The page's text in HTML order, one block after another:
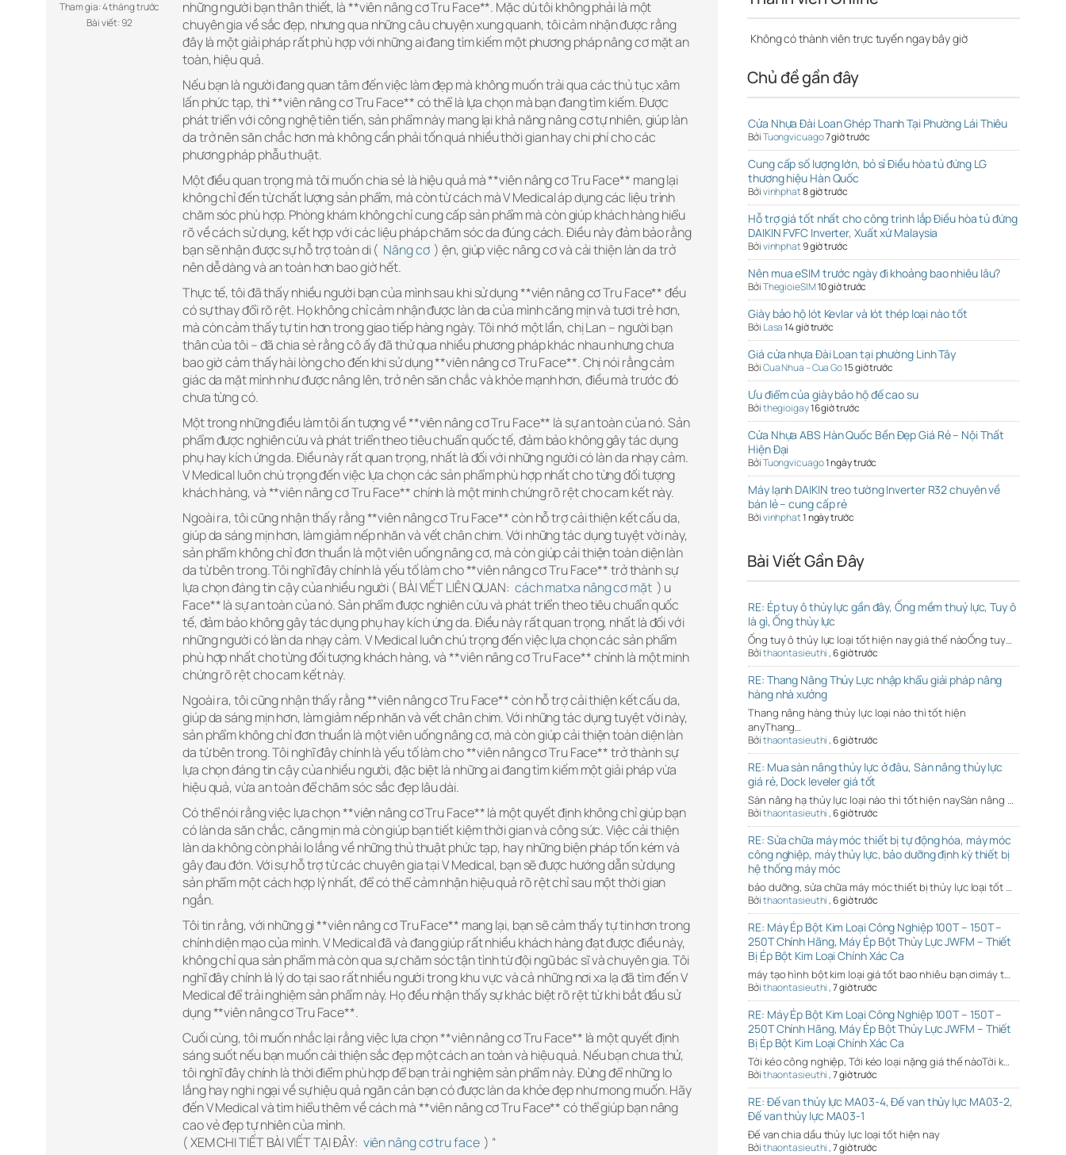
Tham gia: 4 tháng trước
Bài viết: 92
những người bạn thân thiết, là **viên nâng cơ Tru Face**. Mặc dù tôi không phải là một
chuyên gia về sắc đẹp, nhưng qua những câu chuyện xung quanh, tôi cảm nhận được rằng
đây là một giải pháp rất phù hợp với những ai đang tìm kiếm một phương pháp nâng cơ mặt an
toàn, hiệu quả.
Nếu bạn là người đang quan tâm đến việc làm đẹp mà không muốn trải qua các thủ tục xâm
lấn phức tạp, thì **viên nâng cơ Tru Face** có thể là lựa chọn mà bạn đang tìm kiếm. Được
phát triển với công nghệ tiên tiến, sản phẩm này mang lại khả năng nâng cơ tự nhiên, giúp làn
da trở nên săn chắc hơn mà không cần phải tốn quá nhiều thời gian hay chi phí cho các
phương pháp phẫu thuật.
Một điều quan trọng mà tôi muốn chia sẻ là hiệu quả mà **viên nâng cơ Tru Face** mang lại
không chỉ đến từ chất lượng sản phẩm, mà còn từ cách mà V Medical áp dụng các liệu trình
chăm sóc phù hợp. Phòng khám không chỉ cung cấp sản phẩm mà còn giúp khách hàng hiểu
rõ về cách sử dụng, kết hợp với các liệu pháp chăm sóc da đúng cách. Điều này đảm bảo rằng
bạn sẽ nhận được sự hỗ trợ toàn di ( Nâng cơ) ện, giúp việc nâng cơ và cải thiện làn da trở
nên dễ dàng và an toàn hơn bao giờ hết.
Thực tế, tôi đã thấy nhiều người bạn của mình sau khi sử dụng **viên nâng cơ Tru Face** đều
có sự thay đổi rõ rệt. Họ không chỉ cảm nhận được làn da của mình căng mịn và tươi trẻ hơn,
mà còn cảm thấy tự tin hơn trong giao tiếp hàng ngày. Tôi nhớ một lần, chị Lan – người bạn
thân của tôi – đã chia sẻ rằng cô ấy đã thử qua nhiều phương pháp khác nhau nhưng chưa
bao giờ cảm thấy hài lòng cho đến khi sử dụng **viên nâng cơ Tru Face**. Chị nói rằng cảm
giác da mặt mình như được nâng lên, trở nên săn chắc và khỏe mạnh hơn, điều mà trước đó
chưa từng có.
Một trong những điều làm tôi ấn tượng về **viên nâng cơ Tru Face** là sự an toàn của nó. Sản
phẩm được nghiên cứu và phát triển theo tiêu chuẩn quốc tế, đảm bảo không gây tác dụng
phụ hay kích ứng da. Điều này rất quan trọng, nhất là đối với những người có làn da nhạy cảm.
V Medical luôn chú trọng đến việc lựa chọn các sản phẩm phù hợp nhất cho từng đối tượng
khách hàng, và **viên nâng cơ Tru Face** chính là một minh chứng rõ rệt cho cam kết này.
Ngoài ra, tôi cũng nhận thấy rằng **viên nâng cơ Tru Face** còn hỗ trợ cải thiện kết cấu da,
giúp da sáng mịn hơn, làm giảm nếp nhăn và vết chân chim. Với những tác dụng tuyệt vời này,
sản phẩm không chỉ đơn thuần là một viên uống nâng cơ, mà còn giúp cải thiện toàn diện làn
da từ bên trong. Tôi nghĩ đây chính là yếu tố làm cho **viên nâng cơ Tru Face** trở thành sự
lựa chọn đáng tin cậy của nhiều người ( BÀI VIẾT LIÊN QUAN: cách matxa nâng cơ mặt) u
Face** là sự an toàn của nó. Sản phẩm được nghiên cứu và phát triển theo tiêu chuẩn quốc
tế, đảm bảo không gây tác dụng phụ hay kích ứng da. Điều này rất quan trọng, nhất là đối với
những người có làn da nhạy cảm. V Medical luôn chú trọng đến việc lựa chọn các sản phẩm
phù hợp nhất cho từng đối tượng khách hàng, và **viên nâng cơ Tru Face** chính là một minh
chứng rõ rệt cho cam kết này.
Ngoài ra, tôi cũng nhận thấy rằng **viên nâng cơ Tru Face** còn hỗ trợ cải thiện kết cấu da,
giúp da sáng mịn hơn, làm giảm nếp nhăn và vết chân chim. Với những tác dụng tuyệt vời này,
sản phẩm không chỉ đơn thuần là một viên uống nâng cơ, mà còn giúp cải thiện toàn diện làn
da từ bên trong. Tôi nghĩ đây chính là yếu tố làm cho **viên nâng cơ Tru Face** trở thành sự
lựa chọn đáng tin cậy của nhiều người, đặc biệt là những ai đang tìm kiếm một giải pháp vừa
hiệu quả, vừa an toàn để chăm sóc sắc đẹp lâu dài.
Có thể nói rằng việc lựa chọn **viên nâng cơ Tru Face** là một quyết định không chỉ giúp bạn
có làn da săn chắc, căng mịn mà còn giúp bạn tiết kiệm thời gian và công sức. Việc cải thiện
làn da không còn phải lo lắng về những thủ thuật phức tạp, hay những biện pháp tốn kém và
gây đau đớn. Với sự hỗ trợ từ các chuyên gia tại V Medical, bạn sẽ được hướng dẫn sử dụng
sản phẩm một cách hợp lý nhất, để có thể cảm nhận hiệu quả rõ rệt chỉ sau một thời gian
ngắn.
Tôi tin rằng, với những gì **viên nâng cơ Tru Face** mang lại, bạn sẽ cảm thấy tự tin hơn trong
chính diện mạo của mình. V Medical đã và đang giúp rất nhiều khách hàng đạt được điều này,
không chỉ qua sản phẩm mà còn qua sự chăm sóc tận tình từ đội ngũ bác sĩ và chuyên gia. Tôi
nghĩ đây chính là lý do tại sao rất nhiều người trong khu vực và cả những nơi xa lạ đã tìm đến V
Medical để trải nghiệm sản phẩm này. Họ đều nhận thấy sự khác biệt rõ rệt từ khi bắt đầu sử
dụng **viên nâng cơ Tru Face**.
Cuối cùng, tôi muốn nhắc lại rằng việc lựa chọn **viên nâng cơ Tru Face** là một quyết định
sáng suốt nếu bạn muốn cải thiện sắc đẹp một cách an toàn và hiệu quả. Nếu bạn chưa thử,
tôi nghĩ đây chính là thời điểm phù hợp để bạn trải nghiệm sản phẩm này. Đừng để những lo
lắng hay nghi ngại về sự hiệu quả ngăn cản bạn có được làn da khỏe đẹp như mong muốn. Hãy
đến V Medical và tìm hiểu thêm về cách mà **viên nâng cơ Tru Face** có thể giúp bạn nâng
cao vẻ đẹp tự nhiên của mình.
( XEM CHI TIẾT BÀI VIẾT TẠI ĐÂY: viên nâng cơ tru face) “
Không có thành viên trực tuyến ngay bây giờ
Chủ đề gần đây
Cửa Nhựa Đài Loan Ghép Thanh Tại Phường Lái Thiêu
BởiTuongvicuago7 giờ trước
Cung cấp số lượng lớn, bỏ sỉ Điều hòa tủ đứng LG
thương hiệu Hàn Quốc
Bởivinhphat8 giờ trước
Hỗ trợ giá tốt nhất cho công trình lắp Điều hòa tủ đứng
DAIKIN FVFC Inverter, Xuất xứ Malaysia
Bởivinhphat9 giờ trước
Nên mua eSIM trước ngày đi khoảng bao nhiêu lâu?
BởiThegioieSIM10 giờ trước
Giày bảo hộ lót Kevlar và lót thép loại nào tốt
Bởi Lasa14 giờ trước
Giá cửa nhựa Đài Loan tại phường Linh Tây
BởiCua Nhua – Cua Go15 giờ trước
Ưu điểm của giày bảo hộ đế cao su
Bởithegioigay16 giờ trước
Cửa Nhựa ABS Hàn Quốc Bền Đẹp Giá Rẻ – Nội Thất
Hiện Đại
BởiTuongvicuago1 ngày trước
Máy lạnh DAIKIN treo tường Inverter R32 chuyên về
bán lẻ – cung cấp rẻ
Bởivinhphat1 ngày trước
Bài Viết Gần Đây
RE: Ép tuy ô thủy lực gần đây, Ống mềm thuỷ lực, Tuy ô
là gì, Ống thủy lực
Ống tuy ô thủy lực loại tốt hiện nay giá thế nàoỐng tuy…
Bởithaontasieuthi,6 giờ trước
RE: Thang Nâng Thủy Lực nhập khẩu giải pháp nâng
hàng nhà xưởng
Thang nâng hàng thủy lực loại nào thì tốt hiện
anyThang…
Bởithaontasieuthi,6 giờ trước
RE: Mua sàn nâng thủy lực ở đâu, Sàn nâng thủy lực
giá rẻ, Dock leveler giá tốt
Sàn nâng hạ thủy lực loại nào thì tốt hiện naySàn nâng …
Bởithaontasieuthi,6 giờ trước
RE: Sửa chữa máy móc thiết bị tự động hóa, máy móc
công nghiệp, máy thủy lực, bảo dưỡng định kỳ thiết bị
hệ thống máy móc
bảo dưỡng, sửa chữa máy móc thiết bị thủy lực loại tốt …
Bởithaontasieuthi,6 giờ trước
RE: Máy Ép Bột Kim Loại Công Nghiệp 100T – 150T –
250T Chính Hãng, Máy Ép Bột Thủy Lực JWFM – Thiết
Bị Ép Bột Kim Loại Chính Xác Ca
máy tạo hình bột kim loại giá tốt bao nhiêu bạn ơimáy t…
Bởithaontasieuthi,7 giờ trước
RE: Máy Ép Bột Kim Loại Công Nghiệp 100T – 150T –
250T Chính Hãng, Máy Ép Bột Thủy Lực JWFM – Thiết
Bị Ép Bột Kim Loại Chính Xác Ca
Tời kéo công nghiệp, Tới kéo loại nặng giá thế nàoTời k…
Bởithaontasieuthi,7 giờ trước
RE: Đế van thủy lực MA03-4, Đế van thủy lực MA03-2,
Đế van thủy lực MA03-1
Đế van chia dầu thủy lực loại tốt hiện nay
Bởithaontasieuthi,7 giờ trước